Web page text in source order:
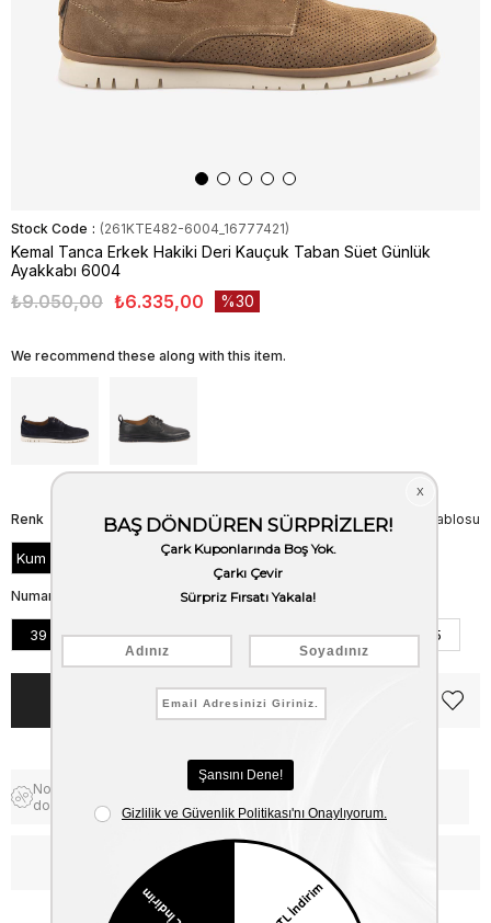
Stock Code (261KTE482-6004_16777421)
Kemal Tanca Erkek Hakiki Deri Kauçuk Taban Süet Günlük
Ayakkabı 6004
₺9.050,00 ₺6.335,00 30
We recommend these along with this item.
Beden Tablosu
Renk
Kum Süet
Numara
39 40 41 42 43 44 45
Notify me when the price goes
down
WhatsApp’tan Bilgi Al